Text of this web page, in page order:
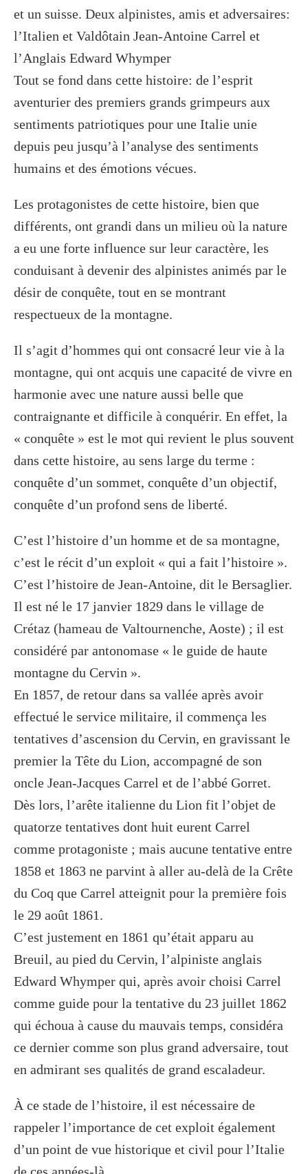
et un suisse. Deux alpinistes, amis et adversaires:
l’Italien et Valdôtain Jean-Antoine Carrel et
l’Anglais Edward Whymper
Tout se fond dans cette histoire: de l’esprit
aventurier des premiers grands grimpeurs aux
sentiments patriotiques pour une Italie unie
depuis peu jusqu’à l’analyse des sentiments
humains et des émotions vécues.
Les protagonistes de cette histoire, bien que
différents, ont grandi dans un milieu où la nature
a eu une forte influence sur leur caractère, les
conduisant à devenir des alpinistes animés par le
désir de conquête, tout en se montrant
respectueux de la montagne.
Il s’agit d’hommes qui ont consacré leur vie à la
montagne, qui ont acquis une capacité de vivre en
harmonie avec une nature aussi belle que
contraignante et difficile à conquérir. En effet, la
« conquête » est le mot qui revient le plus souvent
dans cette histoire, au sens large du terme :
conquête d’un sommet, conquête d’un objectif,
conquête d’un profond sens de liberté.
C’est l’histoire d’un homme et de sa montagne,
c’est le récit d’un exploit « qui a fait l’histoire ».
C’est l’histoire de Jean-Antoine, dit le Bersaglier.
Il est né le 17 janvier 1829 dans le village de
Crétaz (hameau de Valtournenche, Aoste) ; il est
considéré par antonomase « le guide de haute
montagne du Cervin ».
En 1857, de retour dans sa vallée après avoir
effectué le service militaire, il commença les
tentatives d’ascension du Cervin, en gravissant le
premier la Tête du Lion, accompagné de son
oncle Jean-Jacques Carrel et de l’abbé Gorret.
Dès lors, l’arête italienne du Lion fit l’objet de
quatorze tentatives dont huit eurent Carrel
comme protagoniste ; mais aucune tentative entre
1858 et 1863 ne parvint à aller au-delà de la Crête
du Coq que Carrel atteignit pour la première fois
le 29 août 1861.
C’est justement en 1861 qu’était apparu au
Breuil, au pied du Cervin, l’alpiniste anglais
Edward Whymper qui, après avoir choisi Carrel
comme guide pour la tentative du 23 juillet 1862
qui échoua à cause du mauvais temps, considéra
ce dernier comme son plus grand adversaire, tout
en admirant ses qualités de grand escaladeur.
À ce stade de l’histoire, il est nécessaire de
rappeler l’importance de cet exploit également
d’un point de vue historique et civil pour l’Italie